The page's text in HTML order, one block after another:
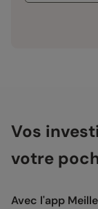
Vos
votre
Avec l'app